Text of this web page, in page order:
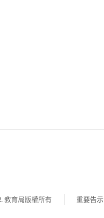
教育局版權所有
重要告示